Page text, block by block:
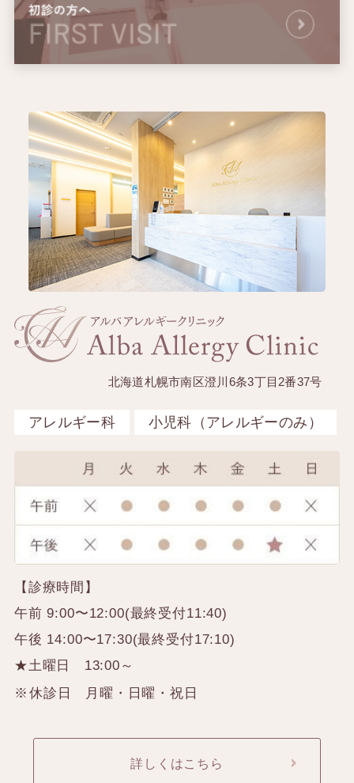
北海道札幌市南区澄川6条3丁目2番37号
アレルギー科 小児科（アレルギーのみ）
【診療時間】
午前 9:00〜12:00(最終受付11:40)
午後 14:00〜17:30(最終受付17:10)
★土曜日 13:00～
休診日 月曜・日曜・祝日
詳しくはこちら